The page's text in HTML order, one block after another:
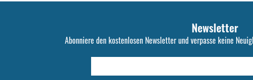
Newsletter
Abonniere den kostenlosen Newsletter und verpasse keine